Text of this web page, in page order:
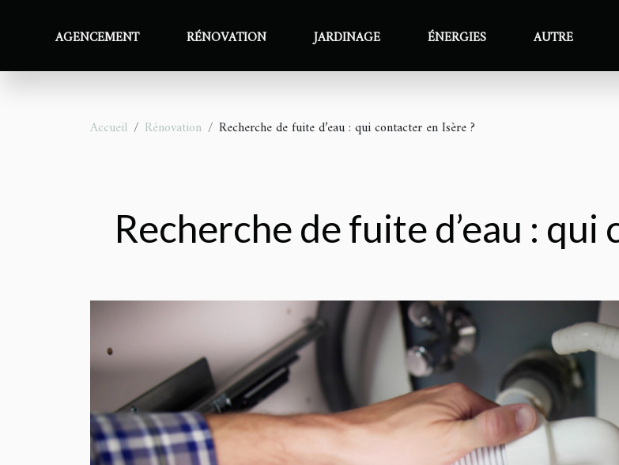
AGENCEMENT RÉNOVATION JARDINAGE ÉNERGIES AUTRE
Accueil Rénovation Recherche de fuite d’eau : qui contacter en Isère ?
Recherche de fuite d’eau :